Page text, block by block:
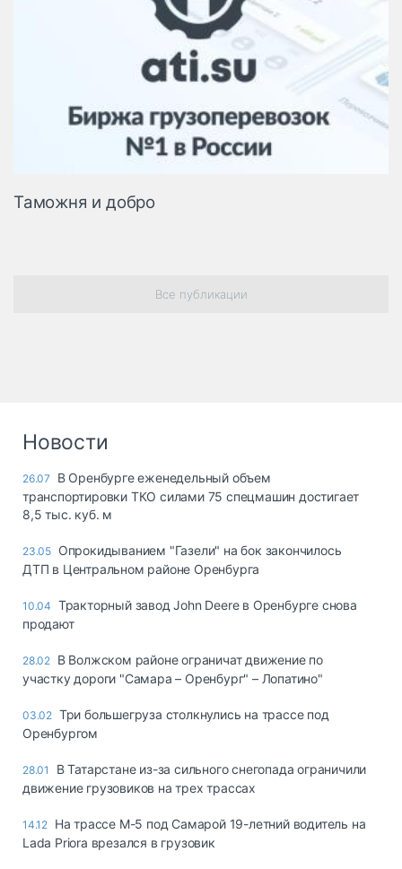
Таможня и добро
Все публикации
Новости
26.07
В Оренбурге еженедельный объем
транспортировки ТКО силами 75 спецмашин достигает
8,5 тыс. куб. м
23.05 Опрокидыванием "Газели" на бок закончилось
ДТП в Центральном районе Оренбурга
10.04 Тракторный завод John Deere в Оренбурге снова
продают
28.02 В Волжском районе ограничат движение по
участку дороги "Самара – Оренбург" – Лопатино"
03.02 Три большегруза столкнулись на трассе под
Оренбургом
28.01
В Татарстане из-за сильного снегопада ограничили
движение грузовиков на трех трассах
14.12 На трассе М-5 под Самарой 19-летний водитель на
Lada Priora врезался в грузовик